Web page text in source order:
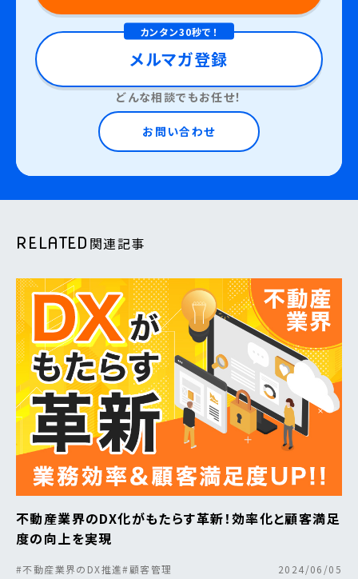
カンタン30秒で！
メルマガ登録
どんな相談でもお任せ！
お問い合わせ
RELATED 関連記事
不動産業界のDX化がもたらす革新！効率化と顧客満足
度の向上を実現
#不動産業界のDX推進#顧客管理 2024/06/05